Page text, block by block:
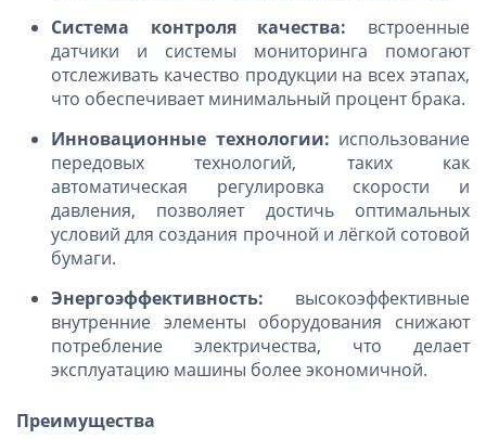
Система контроля качества: встроенные
датчики и системы мониторинга помогают
отслеживать качество продукции на всех этапах,
что обеспечивает минимальный процент брака.
Инновационные технологии: использование
передовых технологий, таких как
автоматическая регулировка скорости и
давления, позволяет достичь оптимальных
условий для создания прочной и лёгкой сотовой
бумаги.
Энергоэффективность: высокоэффективные
внутренние элементы оборудования снижают
потребление электричества, что делает
эксплуатацию машины более экономичной.
Преимущества